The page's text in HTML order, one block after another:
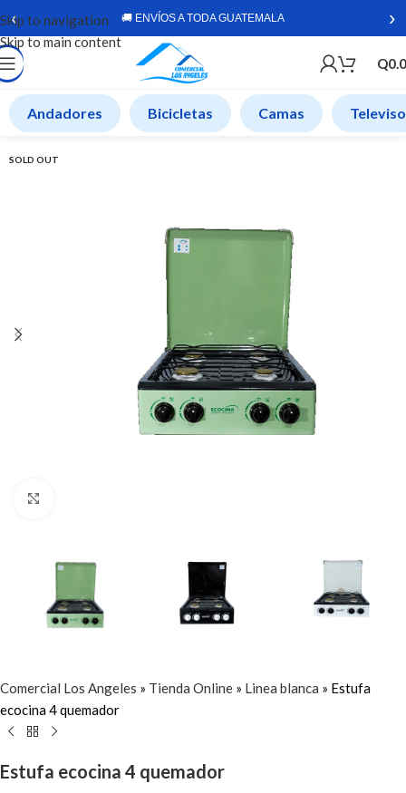
Skip to navigation
Skip to main content
‹ 🚚 ENVÍOS A TODA GUATEMALA ›
Q
Andadores Bicicletas Camas
SOLD OUT
Comercial Los Angeles » Tienda Online » Linea blanca » Estufa
ecocina 4 quemador
Estufa ecocina 4 quemador